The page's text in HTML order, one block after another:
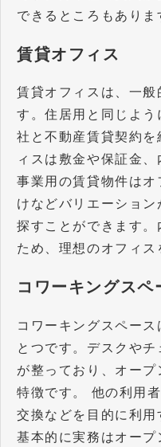
できるところもありま
賃貸オフィス
賃貸オフィスは、一
す。住居用と同じよ
社と不動産賃貸契約
ィスは敷金や保証金、
事業用の賃貸物件は
けなどバリエーショ
探すことができます
ため、理想のオフィス
コワーキングスペ
コワーキングスペー
とつです。デスクや
が整っており、オー
特徴です。 他の利用
交換などを目的に利用
基本的に実務はオー